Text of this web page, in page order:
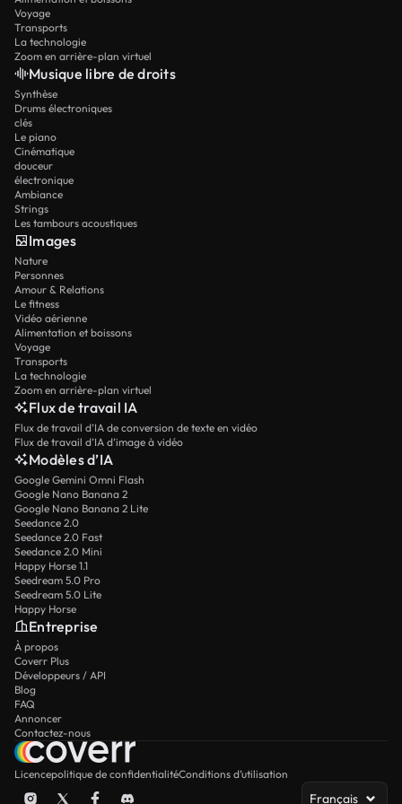
Voyage
Transports
La technologie
Zoom en arrière-plan virtuel
Musique libre de droits
Synthèse
Drums électroniques
clés
Le piano
Cinématique
douceur
électronique
Ambiance
Strings
Les tambours acoustiques
Images
Nature
Personnes
Amour & Relations
Le fitness
Vidéo aérienne
Alimentation et boissons
Voyage
Transports
La technologie
Zoom en arrière-plan virtuel
Flux de travail IA
Flux de travail d’IA de conversion de texte en vidéo
Flux de travail d’IA d’image à vidéo
Modèles d’IA
Google Gemini Omni Flash
Google Nano Banana 2
Google Nano Banana 2 Lite
Seedance 2.0
Seedance 2.0 Fast
Seedance 2.0 Mini
Happy Horse 1.1
Seedream 5.0 Pro
Seedream 5.0 Lite
Happy Horse
Entreprise
À propos
Coverr Plus
Développeurs / API
Blog
FAQ
Annoncer
Contactez-nous
Licencepolitique de confidentialitéConditions d’utilisation
Français